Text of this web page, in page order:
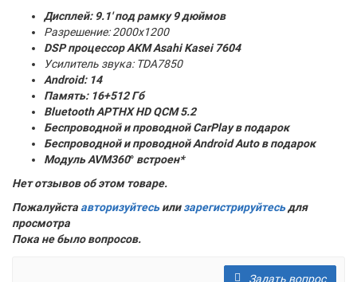
Дисплей: 9.1' под рамку 9 дюймов
Разрешение: 2000x1200
DSP процессор AKM Asahi Kasei 7604
Усилитель звука: TDA7850
Android: 14
Память: 16+512 Гб
Bluetooth APTHX HD QCM 5.2
Беспроводной и проводной CarPlay в подарок
Беспроводной и проводной Android Auto в подарок
Модуль AVM360° встроен*
Нет отзывов об этом товаре.
Пожалуйста авторизуйтесьилизарегистрируйтесьдля
просмотра
Пока не было вопросов.
Задать вопрос